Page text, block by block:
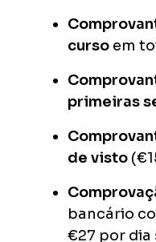
curso em
primeiras
de visto
bancário
€27 por